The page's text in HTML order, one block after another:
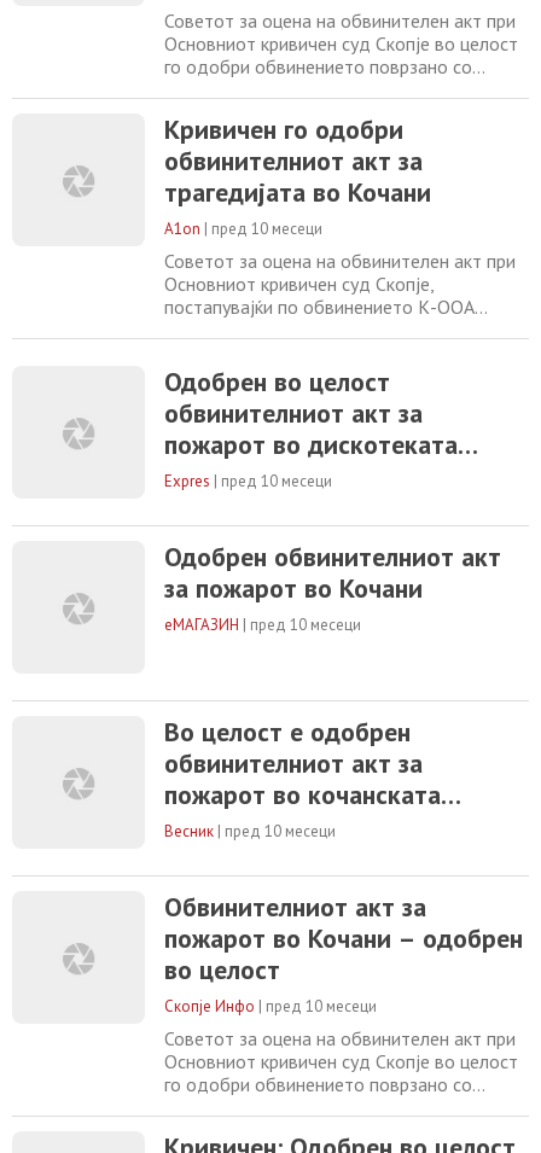
Советот за оцена на обвинителен акт при
Основниот кривичен суд Скопје во целост
го одобри обвинението поврзано со
станува збор за обвинителен акт во кој
што има 37 обвинети лица кои што имаат
33 бранители, било исклучително тешко
да се достави обвинителниот акт до сите
Кривичен го одобри
обвинителниот акт за
трагедијата во Кочани
A1on | пред 10 месеци
Советот за оцена на обвинителен акт при
Основниот кривичен суд Скопје,
постапувајќи по обвинението К-ООА
исполнување на сите законски предвидени
услови, донесе Решение со кое
обвинителниот акт се одобрува во целост.
Од Кривичниот суд велат: „Како што
соопштенија
Одобрен во целост
обвинителниот акт за
пожарот во дискотеката
„Пулс“ во Кочани
Expres | пред 10 месеци
Одобрен обвинителниот акт
за пожарот во Кочани
еМАГАЗИН | пред 10 месеци
Во целост е одобрен
обвинителниот акт за
пожарот во кочанската
дискотека „Пулс“, соопшти
Скопје
Весник | пред 10 месеци
Обвинителниот акт за
пожарот во Кочани – одобрен
во целост
Скопје Инфо | пред 10 месеци
Советот за оцена на обвинителен акт при
Основниот кривичен суд Скопје во целост
го одобри обвинението поврзано со